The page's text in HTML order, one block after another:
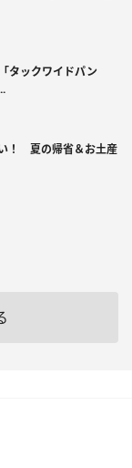
タックワイドパン
！ 夏の帰省＆お土産